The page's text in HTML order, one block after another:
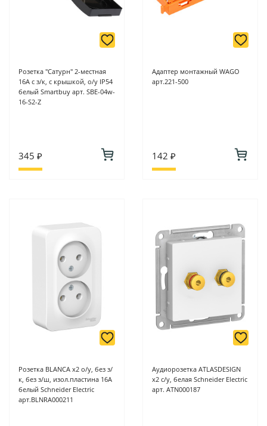
Розетка "Сатурн" 2-местная
16А с з/к, с крышкой, о/у IP54
белый Smartbuy арт. SBE-04w-
16-S2-Z
345 ₽
Адаптер монтажный WAGO
арт.221-500
142 ₽
Розетка BLANCA х2 о/у, без з/
к, без з/ш, изол.пластина 16А
белый Schneider Electric
арт.BLNRA000211
Аудиорозетка ATLASDESIGN
х2 с/у, белая Schneider Electric
арт. ATN000187